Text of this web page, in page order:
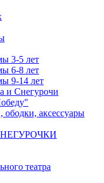
3-5 лет
6-8 лет
9-14 лет
и Снегурочи
ободки, аксессуары
театра